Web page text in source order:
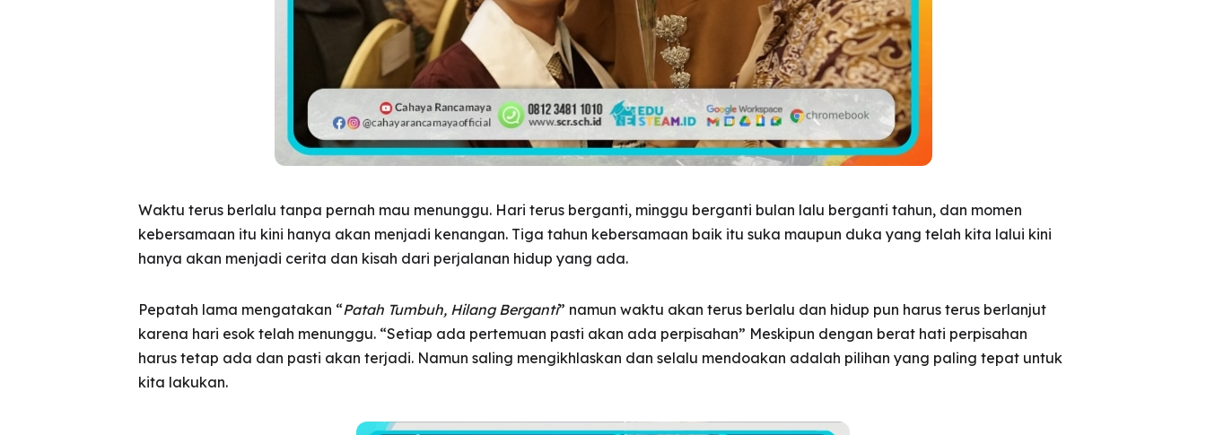
Waktu terus berlalu tanpa pernah mau menunggu. Hari terus berganti, minggu berganti bulan lalu berganti tahun, dan momen
kebersamaan itu kini hanya akan menjadi kenangan. Tiga tahun kebersamaan baik itu suka maupun duka yang telah kita lalui kini
hanya akan menjadi cerita dan kisah dari perjalanan hidup yang ada.
Pepatah lama mengatakan “Patah Tumbuh, Hilang Berganti” namun waktu akan terus berlalu dan hidup pun harus terus berlanjut
karena hari esok telah menunggu. “Setiap ada pertemuan pasti akan ada perpisahan” Meskipun dengan berat hati perpisahan
harus tetap ada dan pasti akan terjadi. Namun saling mengikhlaskan dan selalu mendoakan adalah pilihan yang paling tepat untuk
kita lakukan.